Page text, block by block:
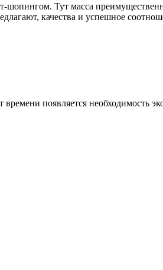
шопингом. Тут масса
качества и успешное
появляется необходимость